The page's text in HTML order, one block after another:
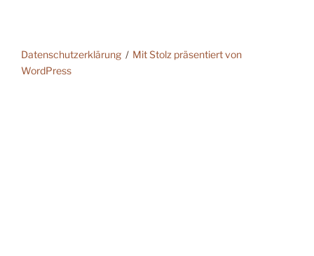
Datenschutzerklärung
Mit Stolz präsentiert von
WordPress